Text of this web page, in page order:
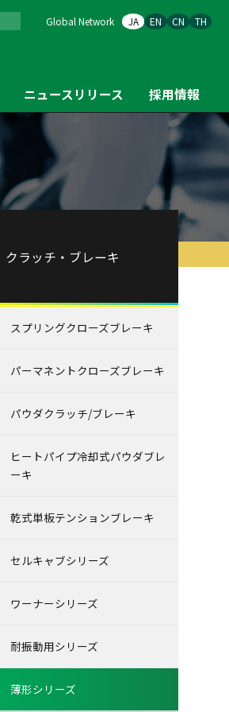
ニュースリリース 採用情報
Global Network JA EN CN TH
クラッチ・ブレーキ
スプリングクローズブレーキ
パーマネントクローズブレーキ
パウダクラッチ/ブレーキ
ヒートパイプ冷却式パウダブレ
ーキ
乾式単板テンションブレーキ
セルキャブシリーズ
ワーナーシリーズ
耐振動用シリーズ
薄形シリーズ